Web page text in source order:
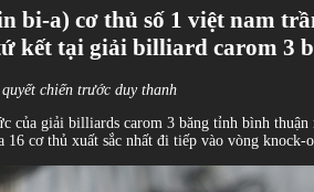
bi-a) cơ thủ số 1 việt nam
kết tại giải billiard carom 3
chiến trước duy thanh
của giải billiards carom 3 băng tỉnh bình
16 cơ thủ xuất sắc nhất đi tiếp vào vòng knock-